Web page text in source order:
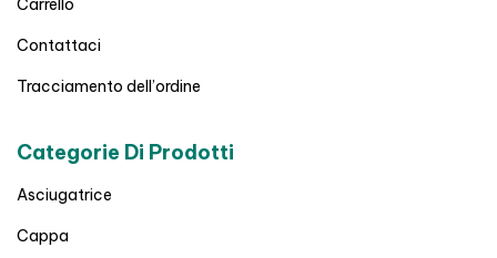
Carrello
Contattaci
Tracciamento dell’ordine
Categorie Di Prodotti
Asciugatrice
Cappa